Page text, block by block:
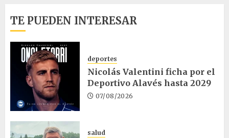
TE PUEDEN INTERESAR
deportes
Nicolás Valentini ficha por el
Deportivo Alavés hasta 2029
07/08/2026
salud